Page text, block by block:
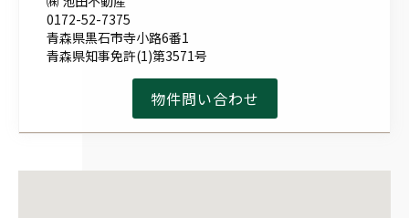
0172-52-7375
青森県黒石市寺小路6番1
青森県知事免許(1)第3571号
物件問い合わせ